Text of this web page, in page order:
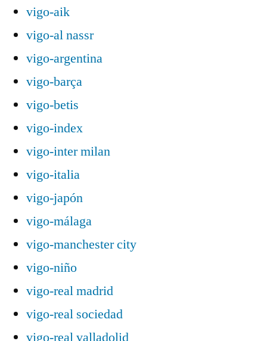
vigo-aik
vigo-al nassr
vigo-argentina
vigo-barça
vigo-betis
vigo-index
vigo-inter milan
vigo-italia
vigo-japón
vigo-málaga
vigo-manchester city
vigo-niño
vigo-real madrid
vigo-real sociedad
vigo-real valladolid